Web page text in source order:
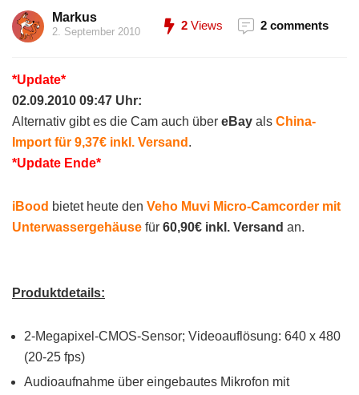
Markus
2. September 2010 2 Views 2 comments
*Update*
02.09.2010 09:47 Uhr:
Alternativ gibt es die Cam auch über eBay als China-
Import für 9,37€ inkl. Versand .
*Update Ende*
iBood bietet heute den Veho Muvi Micro-Camcorder mit
Unterwassergehäuse für 60,90€ inkl. Versand an.
Produktdetails:
2-Megapixel-CMOS-Sensor; Videoauflösung: 640 x 480
(20-25 fps)
Audioaufnahme über eingebautes Mikrofon mit